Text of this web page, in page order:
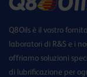
Q8Oils è il vostro
laboratori di R&S e i
offriamo soluzioni
di lubrificazione per